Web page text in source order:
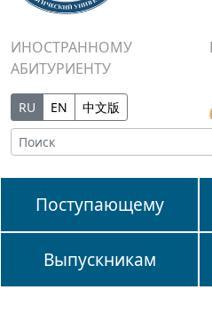
ИНОСТРАННОМУ
АБИТУРИЕНТУ
RU EN 中文版
Поступающему
Выпускникам